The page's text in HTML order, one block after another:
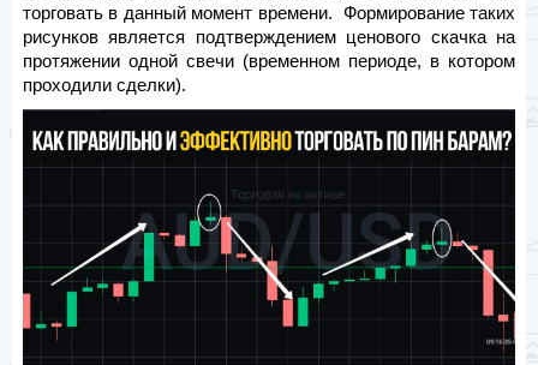
торговать в данный момент времени. Формирование таких
рисунков является подтверждением ценового скачка на
протяжении одной свечи (временном периоде, в котором
проходили сделки).